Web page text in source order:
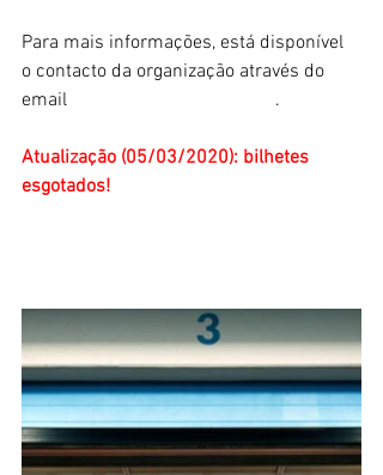
Para mais informações, está disponível
o contacto da organização através do
email
.
Atualização (05/03/2020): bilhetes
esgotados!